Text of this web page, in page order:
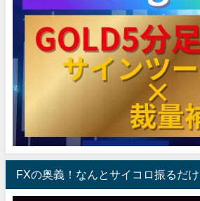
FXの奥義！なんとサイコロ振るだ